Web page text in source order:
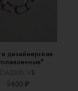
дизайнерские
DAZAIN.ME
5600 ₽